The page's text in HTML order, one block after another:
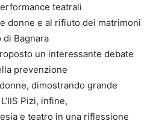
teatrali
donne e al rifiuto dei matrimoni
di Bagnara
un interessante debate
prevenzione
dimostrando grande
Pizi, infine,
e teatro in una riflessione